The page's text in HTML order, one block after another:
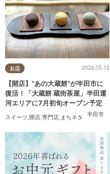
お店
半田市
2026.05.12
【開店】“あの大蔵餅”が半田市に
復活！「大蔵餅 蔵街茶屋」半田運
河エリアに7月初旬オープン予定
スイーツ,開店,専門店, まちネタ